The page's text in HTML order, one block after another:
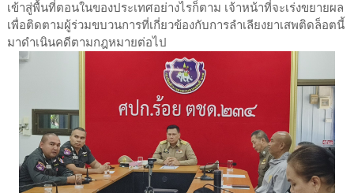
เข้าสู่พื้นที่ตอนในของประเทศอย่างไรก็ตาม เจ้าหน้าที่จะเร่งขยายผล
เพื่อติดตามผู้ร่วมขบวนการที่เกี่ยวข้องกับการลำเลียงยาเสพติดล็อตนี้
มาดำเนินคดีตามกฎหมายต่อไป